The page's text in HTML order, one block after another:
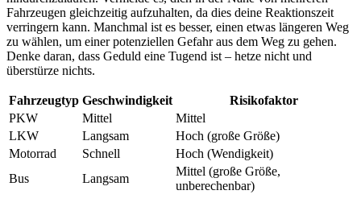
Fahrzeugen gleichzeitig aufzuhalten, da dies deine Reaktionszeit
verringern kann. Manchmal ist es besser, einen etwas längeren Weg
zu wählen, um einer potenziellen Gefahr aus dem Weg zu gehen.
Denke daran, dass Geduld eine Tugend ist – hetze nicht und
überstürze nichts.
Fahrzeugtyp Geschwindigkeit
Risikofaktor
PKW
Mittel
Mittel
LKW
Langsam
Hoch (große Größe)
Motorrad
Schnell
Hoch (Wendigkeit)
Bus
Langsam
Mittel (große Größe,
unberechenbar)